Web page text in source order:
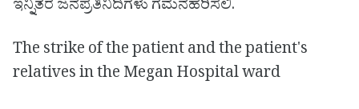
ಇನ್ನಿತರ ಜನಪ್ರತಿನಿದಿಗಳು ಗಮನಹರಿಸಲಿ.
The strike of the patient and the patient's
relatives in the Megan Hospital ward